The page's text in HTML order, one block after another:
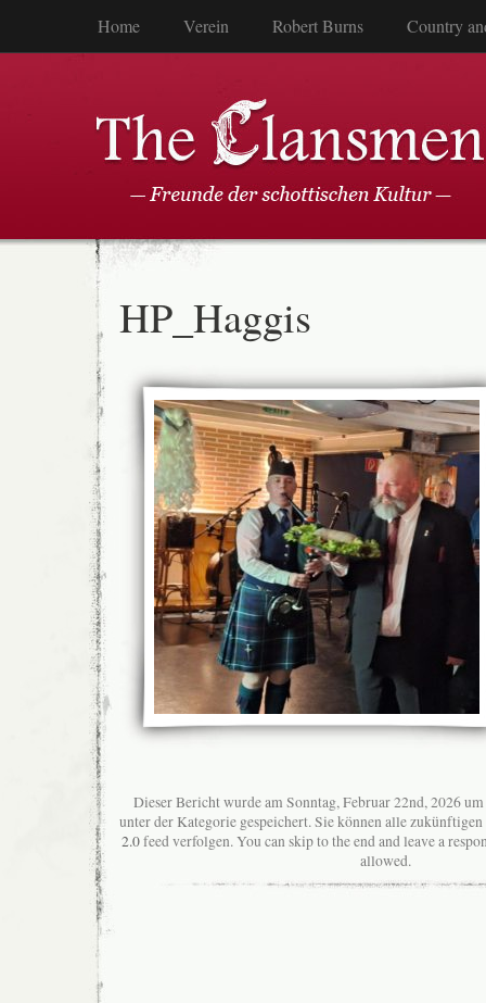
Home Verein Robert Burns Country
HP_Haggis
Dieser Bericht wurde am Sonntag, Februar 22nd, 2026
unter der Kategorie gespeichert. Sie können alle
2.0feed verfolgen. You can skip to the end and leave a
allowed.